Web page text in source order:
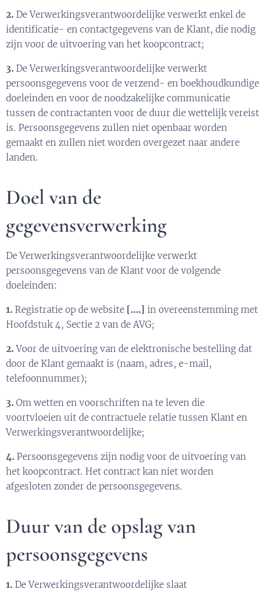
2. De Verwerkingsverantwoordelijke verwerkt enkel de
identificatie- en contactgegevens van de Klant, die nodig
zijn voor de uitvoering van het koopcontract;
3. De Verwerkingsverantwoordelijke verwerkt
persoonsgegevens voor de verzend- en boekhoudkundige
doeleinden en voor de noodzakelijke communicatie
tussen de contractanten voor de duur die wettelijk vereist
is. Persoonsgegevens zullen niet openbaar worden
gemaakt en zullen niet worden overgezet naar andere
landen.
Doel van de
gegevensverwerking
De Verwerkingsverantwoordelijke verwerkt
persoonsgegevens van de Klant voor de volgende
doeleinden:
1. Registratie op de website [….] in overeenstemming met
Hoofdstuk 4, Sectie 2 van de AVG;
2.Voor de uitvoering van de elektronische bestelling dat
door de Klant gemaakt is (naam, adres, e-mail,
telefoonnummer);
3. Om wetten en voorschriften na te leven die
voortvloeien uit de contractuele relatie tussen Klant en
Verwerkingsverantwoordelijke;
4. Persoonsgegevens zijn nodig voor de uitvoering van
het koopcontract. Het contract kan niet worden
afgesloten zonder de persoonsgegevens.
Duur van de opslag van
persoonsgegevens
1. De Verwerkingsverantwoordelijke slaat